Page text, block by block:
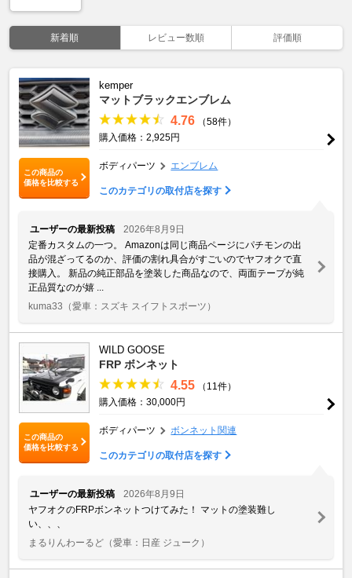
新着順 レビュー数順 評価順
この商品の
価格を比較する
kemper
マットブラックエンブレム
4.76
（58件）
購入価格：2,925円
ボディパーツ エンブレム
このカテゴリの取付店を探す
ユーザーの最新投稿
2026年8月9日
定番カスタムの一つ。 Amazonは同じ商品ページにパチモンの出
品が混ざってるのか、評価の割れ具合がすごいのでヤフオクで直
接購入。 新品の純正部品を塗装した商品なので、両面テープが純
正品質なのが嬉 ...
kuma33 （愛車：スズキ スイフトスポーツ）
この商品の
価格を比較する
WILD GOOSE
FRP ボンネット
4.55
（11件）
購入価格：30,000円
ボディパーツ ボンネット関連
このカテゴリの取付店を探す
ユーザーの最新投稿
2026年8月9日
ヤフオクのFRPボンネットつけてみた！ マットの塗装難し
い、、、
まるりんわーるど （愛車：日産 ジューク）